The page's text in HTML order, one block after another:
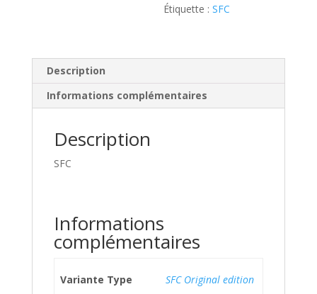
Étiquette :SFC
Description
Informations complémentaires
Description
SFC
Informations
complémentaires
Variante Type SFC Original edition